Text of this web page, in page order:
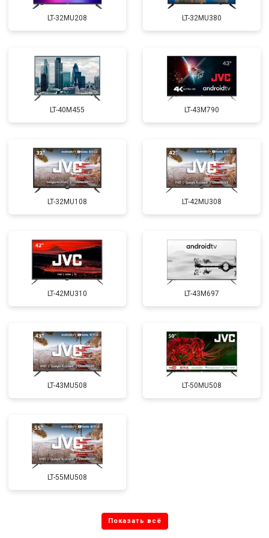
LT-32MU208 LT-32MU380
LT-40M455 LT-43M790
LT-32MU108 LT-42MU308
LT-42MU310 LT-43M697
LT-43MU508 LT-50MU508
LT-55MU508